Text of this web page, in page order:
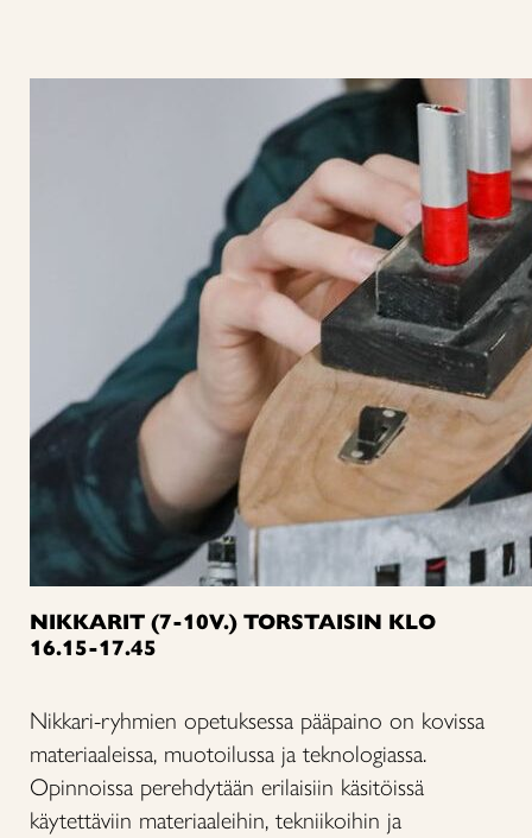
NIKKARIT (7-10V.) TORSTAISIN KLO
16.15-17.45
Nikkari-ryhmien opetuksessa pääpaino on kovissa
materiaaleissa, muotoilussa ja teknologiassa.
Opinnoissa perehdytään erilaisiin käsitöissä
käytettäviin materiaaleihin, tekniikoihin ja